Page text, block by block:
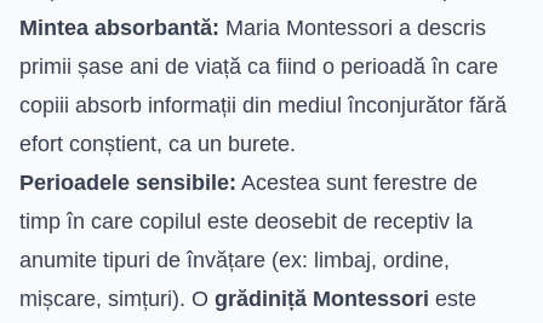
Mintea absorbantă: Maria Montessori a descris
primii șase ani de viață ca fiind o perioadă în care
copiii absorb informații din mediul înconjurător fără
efort conștient, ca un burete.
Perioadele sensibile: Acestea sunt ferestre de
timp în care copilul este deosebit de receptiv la
anumite tipuri de învățare (ex: limbaj, ordine,
mișcare, simțuri). O grădiniță Montessori este